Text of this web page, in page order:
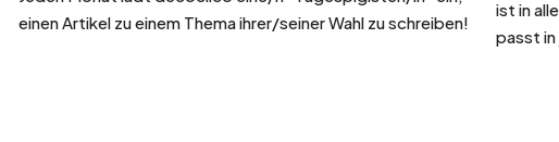
einen Artikel zu einem Thema ihrer/seiner Wahl zu schreiben!
ist in
passt in